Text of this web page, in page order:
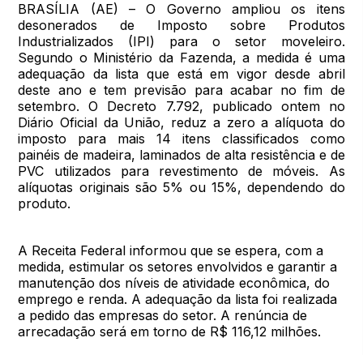
BRASÍLIA (AE) – O Governo ampliou os itens
desonerados de Imposto sobre Produtos
Industrializados (IPI) para o setor moveleiro.
Segundo o Ministério da Fazenda, a medida é uma
adequação da lista que está em vigor desde abril
deste ano e tem previsão para acabar no fim de
setembro. O Decreto 7.792, publicado ontem no
Diário Oficial da União, reduz a zero a alíquota do
imposto para mais 14 itens classificados como
painéis de madeira, laminados de alta resistência e de
PVC utilizados para revestimento de móveis. As
alíquotas originais são 5% ou 15%, dependendo do
produto.
A Receita Federal informou que se espera, com a
medida, estimular os setores envolvidos e garantir a
manutenção dos níveis de atividade econômica, do
emprego e renda. A adequação da lista foi realizada
a pedido das empresas do setor. A renúncia de
arrecadação será em torno de R$ 116,12 milhões.